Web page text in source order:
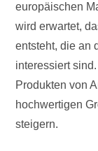
europäischen
wird erwartet,
entsteht, die an
interessiert
Produkten von
hochwertigen
steigern.